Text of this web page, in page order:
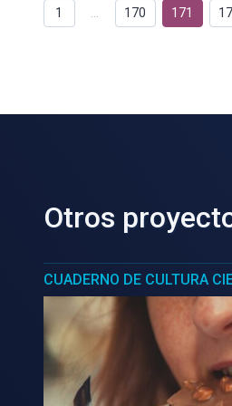
1 … 170 171
Otros
CUADERNO DE CULTURA